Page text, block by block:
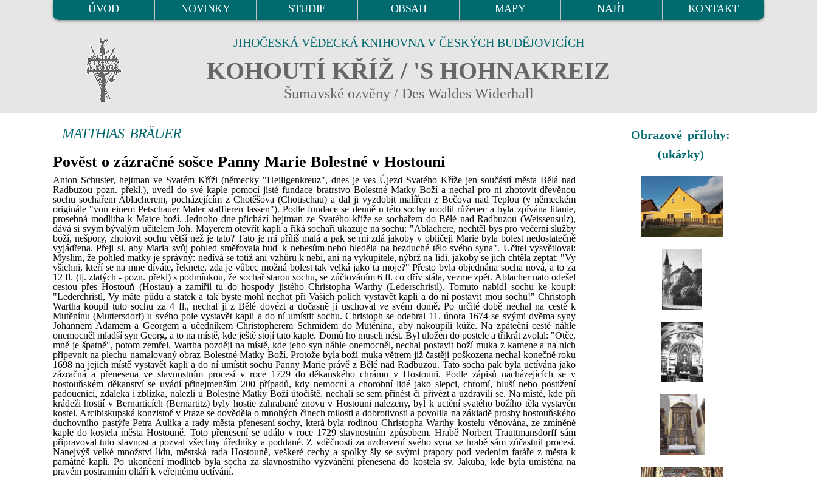
ÚVOD NOVINKY STUDIE OBSAH MAPY NAJÍT KONTAKT
JIHOČESKÁ VĚDECKÁ KNIHOVNA V ČESKÝCH BUDĚJOVICÍCH
KOHOUTÍ KŘÍŽ / 'S HOHNAKREIZ
Šumavské ozvěny / Des Waldes Widerhall
MATTHIAS BRÄUER
Pověst o zázračné sošce Panny Marie Bolestné v Hostouni
Anton Schuster, hejtman ve Svatém Kříži (německy "Heiligenkreuz", dnes je ves Újezd Svatého Kříže jen součástí města Bělá nad
Radbuzou pozn. překl.), uvedl do své kaple pomocí jisté fundace bratrstvo Bolestné Matky Boží a nechal pro ni zhotovit dřevěnou
sochu sochařem Ablacherem, pocházejícím z Chotěšova (Chotischau) a dal ji vyzdobit malířem z Bečova nad Teplou (v německém
originále "von einem Petschauer Maler staffieren lassen"). Podle fundace se denně u této sochy modlil růženec a byla zpívána litanie,
prosebná modlitba k Matce boží. Jednoho dne přichází hejtman ze Svatého kříže se sochařem do Bělé nad Radbuzou (Weissensulz),
dává si svým bývalým učitelem Joh. Mayerem otevřít kapli a říká sochaři ukazuje na sochu: "Ablachere, nechtěl bys pro večerní služby
boží, nešpory, zhotovit sochu větší než je tato? Tato je mi příliš malá a pak se mi zdá jakoby v obličeji Marie byla bolest nedostatečně
vyjádřena. Přeji si, aby Maria svůj pohled směřovala bud' k nebesům nebo hleděla na bezduché tělo svého syna". Učitel vysvětloval:
Myslím, že pohled matky je správný: nedívá se totiž ani vzhůru k nebi, ani na vykupitele, nýbrž na lidi, jakoby se jich chtěla zeptat: "Vy
všichni, kteří se na mne díváte, řeknete, zda je vůbec možná bolest tak velká jako ta moje?" Přesto byla objednána socha nová, a to za
12 fl. (tj. zlatých - pozn. překl) s podmínkou, že sochař starou sochu, se zúčtováním 6 fl. co dřív stála, vezme zpět. Ablacher nato odešel
cestou přes Hostouň (Hostau) a zamířil tu do hospody jistého Christopha Warthy (Lederschristl). Tomuto nabídl sochu ke koupi:
"Lederchristl, Vy máte půdu a statek a tak byste mohl nechat při Vašich polích vystavět kapli a do ní postavit mou sochu!" Christoph
Wartha koupil tuto sochu za 4 fl., nechal ji z Bělé dovézt a dočasně ji uschoval ve svém domě. Po určité době nechal na cestě k
Mutěnínu (Muttersdorf) u svého pole vystavět kapli a do ní umístit sochu. Christoph se odebral 11. února 1674 se svými dvěma syny
Johannem Adamem a Georgem a učedníkem Christopherem Schmidem do Mutěnína, aby nakoupili kůže. Na zpáteční cestě náhle
onemocněl mladší syn Georg, a to na místě, kde ještě stojí tato kaple. Domů ho museli nést. Byl uložen do postele a třikrát zvolal: "Otče,
mně je špatně", potom zemřel. Wartha později na místě, kde jeho syn náhle onemocněl, nechal postavit boží muka z kamene a na nich
připevnit na plechu namalovaný obraz Bolestné Matky Boží. Protože byla boží muka větrem již častěji poškozena nechal konečně roku
1698 na jejich místě vystavět kapli a do ní umístit sochu Panny Marie právě z Bělé nad Radbuzou. Tato socha pak byla uctívána jako
zázračná a přenesena ve slavnostním procesí v roce 1729 do děkanského chrámu v Hostouni. Podle zápisů nacházejících se v
hostouňském děkanství se uvádí přinejmenším 200 případů, kdy nemocní a chorobní lidé jako slepci, chromí, hluší nebo postižení
padoucnicí, zdaleka i zblízka, nalezli u Bolestné Matky Boží útočiště, nechali se sem přinést či přivézt a uzdravili se. Na místě, kde při
krádeži hostií v Bernarticích (Bernartitz) byly hostie zahrabané znovu v Hostouni nalezeny, byl k uctění svatého božího těla vystavěn
kostel. Arcibiskupská konzistoř v Praze se dověděla o mnohých činech milosti a dobrotivosti a povolila na základě prosby hostouňského
duchovního pastýře Petra Aulika a rady města přenesení sochy, která byla rodinou Christopha Warthy kostelu věnována, ze zmíněné
kaple do kostela města Hostouně. Toto přenesení se událo v roce 1729 slavnostním způsobem. Hrabě Norbert Trauttmansdorff sám
připravoval tuto slavnost a pozval všechny úředníky a poddané. Z vděčnosti za uzdravení svého syna se hrabě sám zúčastnil procesí.
Nanejvýš velké množství lidu, městská rada Hostouně, veškeré cechy a spolky šly se svými prapory pod vedením faráře z města k
památné kapli. Po ukončení modliteb byla socha za slavnostního vyzvánění přenesena do kostela sv. Jakuba, kde byla umístěna na
pravém postranním oltáři k veřejnému uctívání.
Obrazové přílohy:
(ukázky)